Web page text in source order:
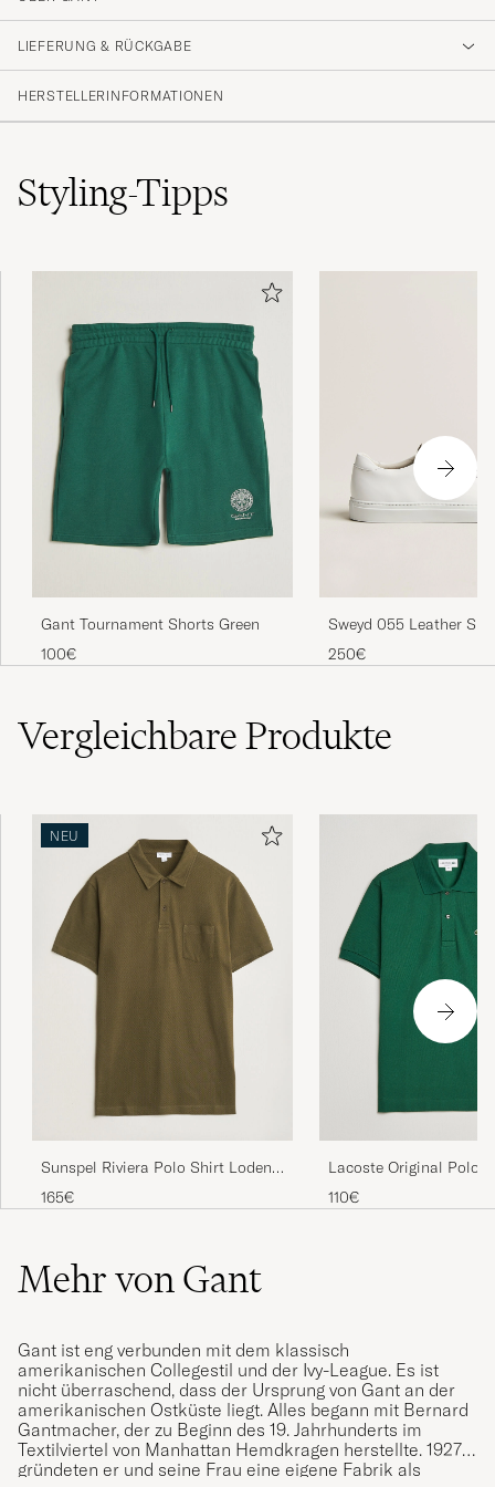
4
LIEFERUNG & RÜCKGABE
HERSTELLERINFORMATIONEN
Styling-Tipps
Gant Tournament Shorts Green
100€
Sweyd 055 Leather
250€
VergleichbareProdukte
NEU
Sunspel Riviera Polo Shirt Loden
Green
165€
Lacoste Original Polo
110€
Mehr von Gant
Gant ist eng verbunden mit dem klassisch
amerikanischen Collegestil und der Ivy-League. Es ist
nicht überraschend, dass der Ursprung von Gant an der
amerikanischen Ostküste liegt. Alles begann mit Bernard
Gantmacher, der zu Beginn des 19. Jahrhunderts im
Textilviertel von Manhattan Hemdkragen herstellte. 1927
gründeten er und seine Frau eine eigene Fabrik als